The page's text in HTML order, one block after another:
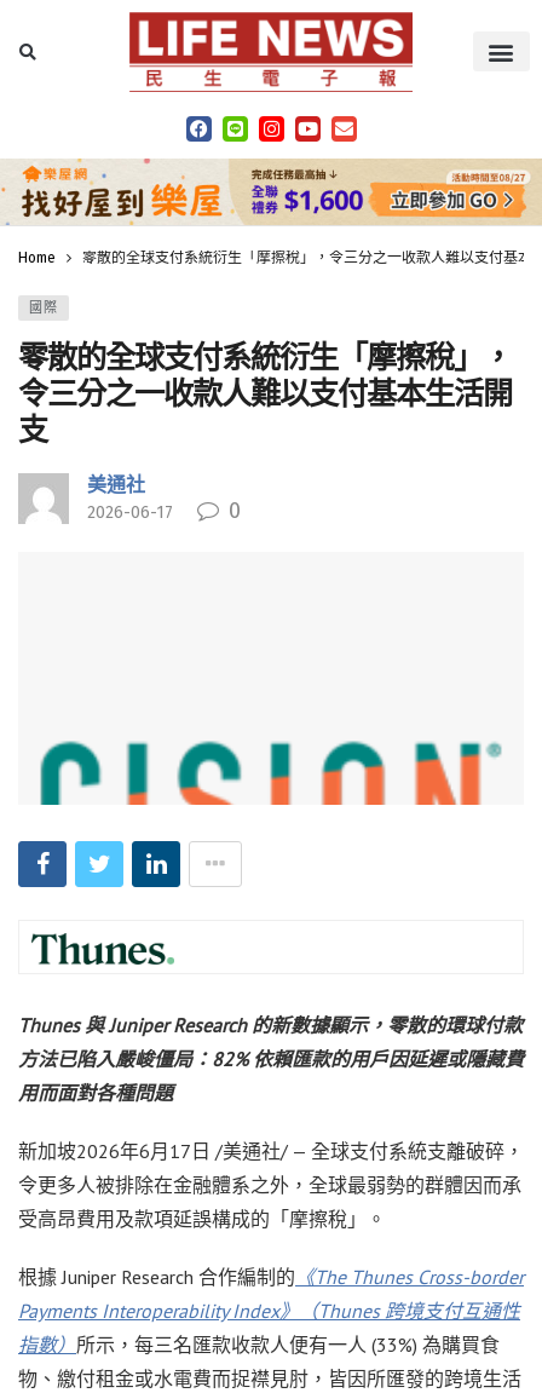
Home 零散的全球支付系統衍生「摩擦稅」，令三分之一收款人難以支付基本
國際
零散的全球支付系統衍生「摩擦稅」，
令三分之一收款人難以支付基本生活開
支
美通社
2026-06-17 0
Thunes 與 Juniper Research 的新數據顯示，零散的環球付款
方法已陷入嚴峻僵局：82% 依賴匯款的用戶因延遲或隱藏費
用而面對各種問題
新加坡2026年6月17日 /美通社/ — 全球支付系統支離破碎，
令更多人被排除在金融體系之外，全球最弱勢的群體因而承
受高昂費用及款項延誤構成的「摩擦稅」。
根據 Juniper Research 合作編制的 《The Thunes Cross-border
Payments Interoperability Index》（Thunes 跨境支付互通性
指數） 所示，每三名匯款收款人便有一人 (33%) 為購買食
物、繳付租金或水電費而捉襟見肘，皆因所匯發的跨境生活